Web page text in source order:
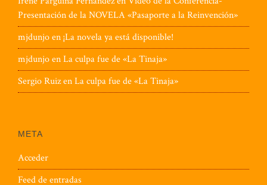
Presentación de la NOVELA «Pasaporte a la Reinvención»
mjdunjoen¡La novela ya está disponible!
mjdunjoenLa culpa fue de «La Tinaja»
Sergio RuizenLa culpa fue de «La Tinaja»
META
Acceder
Feed de entradas